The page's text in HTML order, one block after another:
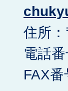
住所
電話
FAX